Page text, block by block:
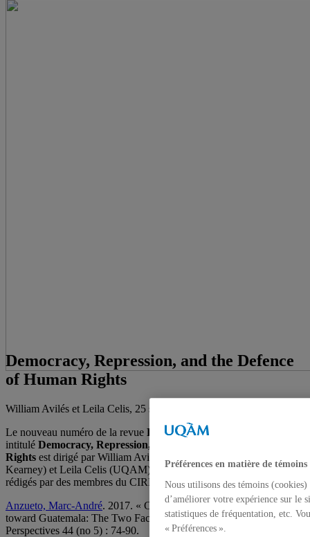
Democracy, Repression, and the Defence
of Human Rights
William Avilés et Leila Celis, 25 septembre 2017
Le nouveau numéro de la revue Latin American Perspectives
intitulé Democracy, Repression, and the Defence of Human
Rights est dirigé par William Avilés (Université du Nebraska-
Kearney) et Leila Celis (UQAM) inclut deux articles scientifiques
rédigés par des membres du CIRDIS :
Anzueto, Marc-André. 2017. « Canadian Human Rights Policy
toward Guatemala: The Two Faces of Janus? ». Latin American
Perspectives 44 (no 5) : 74-90.
Préférences en matière de témoins
Nous utilisons des témoins
d’améliorer votre expérience sur le
statistiques de fréquentation, etc.
« Préférences ».